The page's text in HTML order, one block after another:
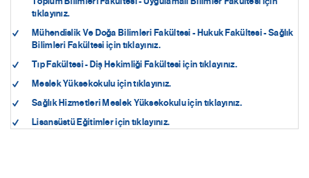
tıklayınız.
Mühendislik Ve Doğa Bilimleri Fakültesi - Hukuk Fakültesi - Sağlık
Bilimleri Fakültesi için tıklayınız.
Tıp Fakültesi - Diş Hekimliği Fakültesi için tıklayınız.
Meslek Yüksekokulu için tıklayınız.
Sağlık Hizmetleri Meslek Yüksekokulu için tıklayınız.
Lisansüstü Eğitimler için tıklayınız.